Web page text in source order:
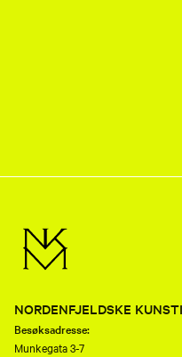
NORDENFJELDSKE
Besøksadresse:
Munkegata 3-7